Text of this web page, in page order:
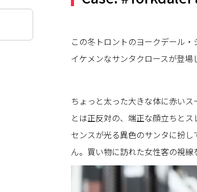
この冬トロントのヨークデール
イケメンなサンタクロースが登場
ちょっと太った大きな体に赤い
とは正反対の、端正な顔立ちと
センスが光る異色のサンタに扮
ん。買い物に訪れた女性客の視線